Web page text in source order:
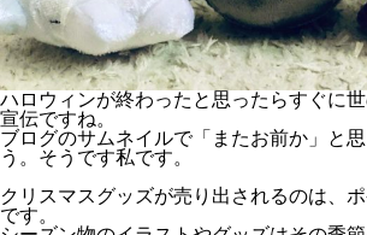
ハロウィンが終わったと思ったらすぐに
宣伝ですね。
ブログのサムネイルで「またお前か」と
う。そうです私です。
クリスマスグッズが売り出されるのは、
です。